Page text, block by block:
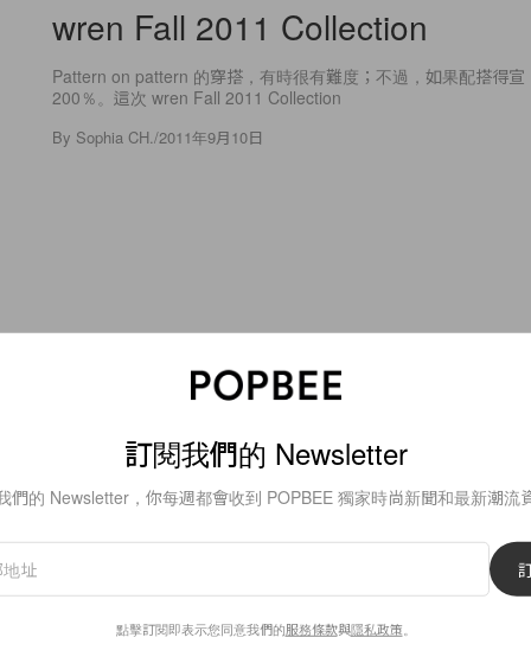
wren Fall 2011 Collection
Pattern on pattern 的穿搭，有時很有難度；不過，如果配搭得宣
200％。這次 wren Fall 2011 Collection
By Sophia CH./2011年9月10日
Prada Real Fantasies Fall/
Motionbook
中秋佳節近，為慶祝天涼好個秋，本週六 POPBEE 句獻－Prada
訂閱我們的 Newsletter
們的 Newsletter，你每週都會收到 POPBEE 獨家時尚新聞和最新潮流資
點擊訂閱即表示您同意我們的服務條款與隱私政策